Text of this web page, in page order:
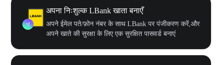
अपना निःशुल्क LBank खाता बनाएँ
अपने ईमेल पते/फ़ोन नंबर के साथ LBank पर पंजीकरण करें,और
अपने खाते की सुरक्षा के लिए एक सुरक्षित पासवर्ड बनाएं